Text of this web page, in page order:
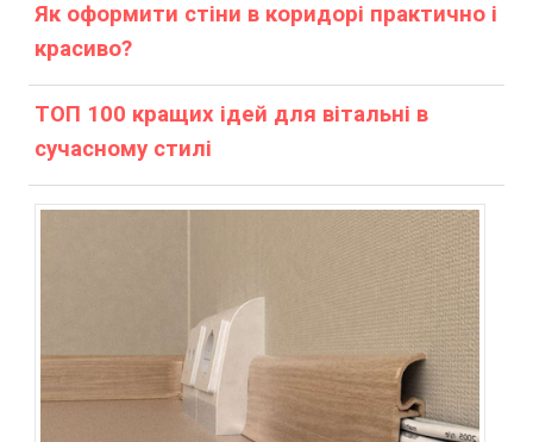
Як оформити стіни в коридорі практично і
красиво?
ТОП 100 кращих ідей для вітальні в
сучасному стилі